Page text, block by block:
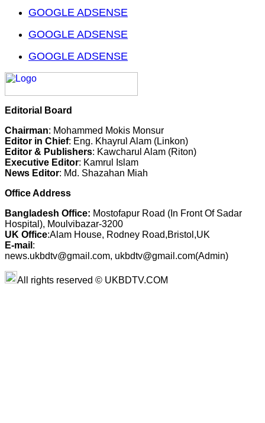
GOOGLE ADSENSE
GOOGLE ADSENSE
GOOGLE ADSENSE
Editorial Board
Chairman: Mohammed Mokis Monsur
Editor in Chief: Eng. Khayrul Alam (Linkon)
Editor & Publishers: Kawcharul Alam (Riton)
Executive Editor: Kamrul Islam
News Editor: Md. Shazahan Miah
Office Address
Bangladesh Office: Mostofapur Road (In Front Of Sadar
Hospital), Moulvibazar-3200
UK Office:Alam House, Rodney Road,Bristol,UK
E-mail :
news.ukbdtv@gmail.com, ukbdtv@gmail.com(Admin)
All rights reserved © UKBDTV.COM